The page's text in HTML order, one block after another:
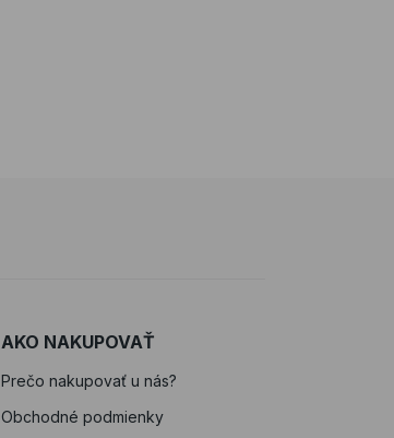
AKO NAKUPOVAŤ
Prečo nakupovať u nás?
Obchodné podmienky